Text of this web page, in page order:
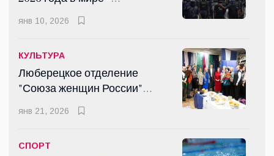
революция поколения Z
янв 10, 2026
КУЛЬТУРА
Люберецкое отделение
"Союза женщин России"
подвело итоги 2025 года
янв 21, 2026
СПОРТ